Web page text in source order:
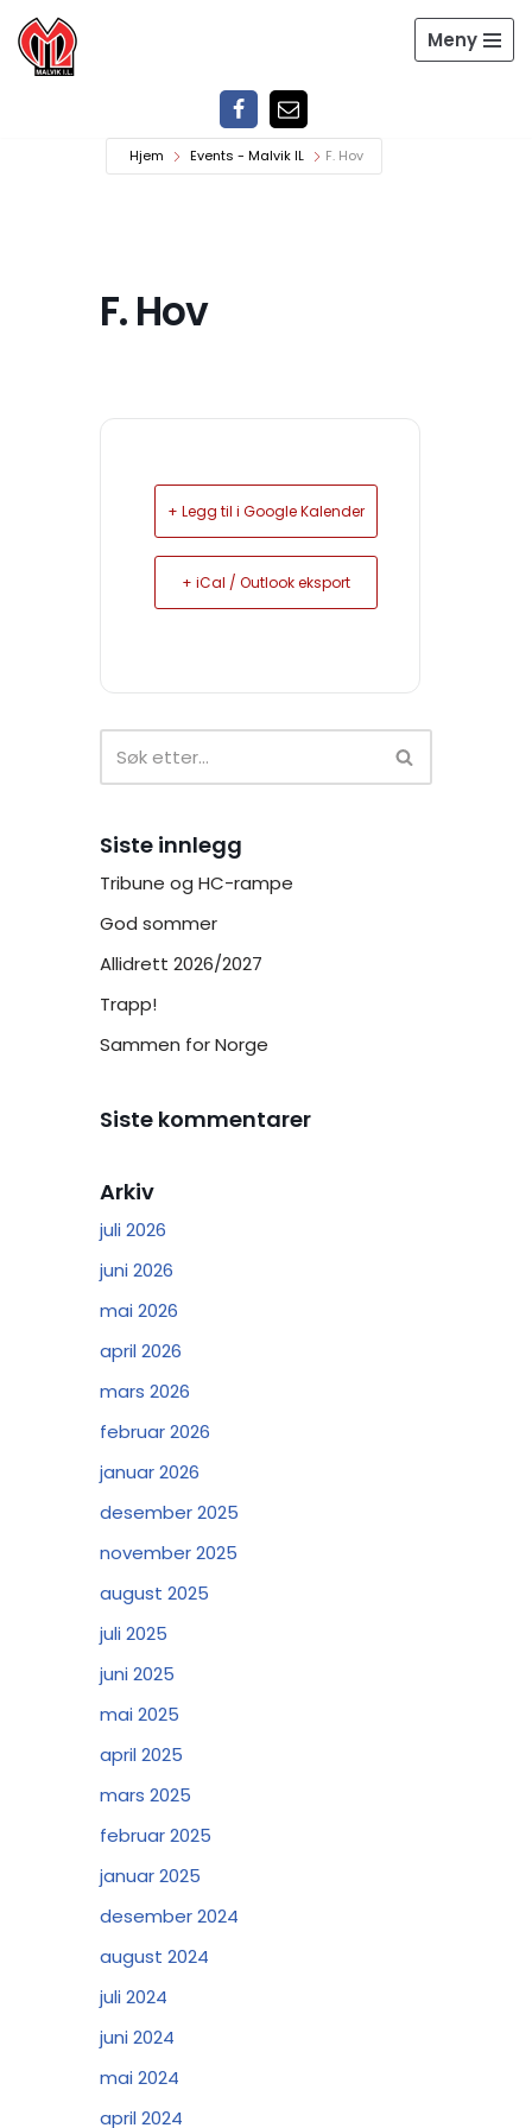
Hopp
Meny
Hjem Events - Malvik IL F. Hov
F. Hov
+ Legg til i Google Kalender
+ iCal / Outlook eksport
Siste innlegg
Tribune og HC-rampe
God sommer
Allidrett 2026/2027
Trapp!
Sammen for Norge
Siste kommentarer
Arkiv
juli 2026
juni 2026
mai 2026
april 2026
mars 2026
februar 2026
januar 2026
desember 2025
november 2025
august 2025
juli 2025
juni 2025
mai 2025
april 2025
mars 2025
februar 2025
januar 2025
desember 2024
august 2024
juli 2024
juni 2024
mai 2024
april 2024